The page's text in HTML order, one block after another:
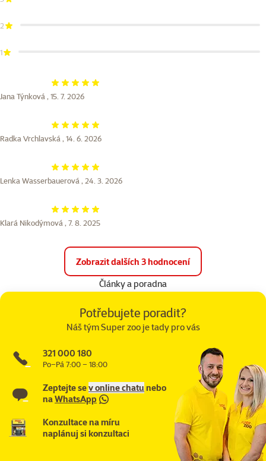
2
1
Hodnocení 100%
Jana Týnková , 15. 7. 2026
Hodnocení 100%
Radka Vrchlavská , 14. 6. 2026
Hodnocení 100%
Lenka Wasserbauerová , 24. 3. 2026
Hodnocení 100%
Klará Nikodýmová , 7. 8. 2025
Zobrazit dalších 3 hodnocení
Články a poradna
Potřebujete poradit?
Náš tým Super zoo je tady pro vás
321 000 180
Po–Pá 7:00 – 18:00
Zeptejte sev online chatunebo
naWhatsApp
Konzultace na míru
naplánuj si konzultaci